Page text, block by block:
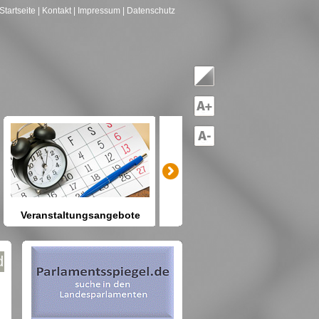
Startseite | Kontakt | Impressum | Datenschutz
Veranstaltungsangebote
Sie Berlin und seine Angebote?
nach Gruppen--->hier drücken